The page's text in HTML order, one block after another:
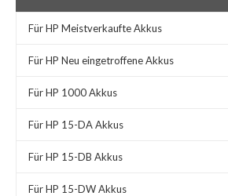
Für HP Meistverkaufte Akkus
Für HP Neu eingetroffene Akkus
Für HP 1000 Akkus
Für HP 15-DA Akkus
Für HP 15-DB Akkus
Für HP 15-DW Akkus